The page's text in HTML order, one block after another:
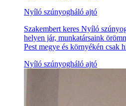
Nyíló szúnyogháló ajtó
Szakembert keres Nyíló
helyen jár, munkatársaink
Pest megye és környékén csak
Nyíló szúnyogháló ajtó